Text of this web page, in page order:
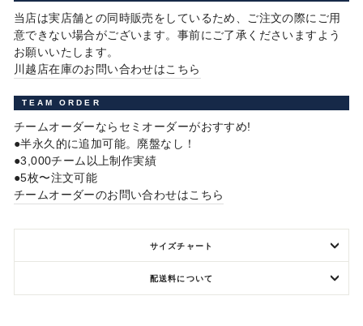
当店は実店舗との同時販売をしているため、ご注文の際にご用
意できない場合がございます。事前にご了承くださいますよう
お願いいたします。
川越店在庫のお問い合わせはこちら
TEAM ORDER
チームオーダーならセミオーダーがおすすめ!
●半永久的に追加可能。廃盤なし！
●3,000チーム以上制作実績
●5枚〜注文可能
チームオーダーのお問い合わせはこちら
サイズチャート
配送料について